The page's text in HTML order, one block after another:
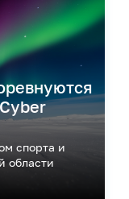
спорта и
области